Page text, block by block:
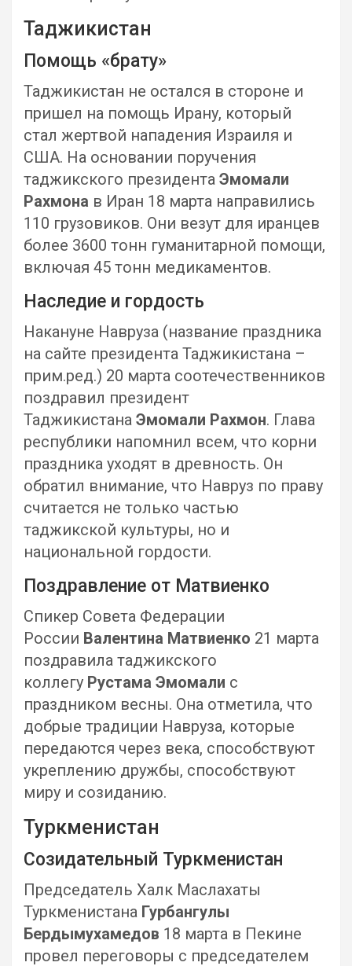
Таджикистан
Помощь «брату»
Таджикистан не остался в стороне и
пришел на помощь Ирану, который
стал жертвой нападения Израиля и
США. На основании поручения
таджикского президента Эмомали
Рахмона в Иран 18 марта направились
110 грузовиков. Они везут для иранцев
более 3600 тонн гуманитарной помощи,
включая 45 тонн медикаментов.
Наследие и гордость
Накануне Навруза (название праздника
на сайте президента Таджикистана –
прим.ред.) 20 марта соотечественников
поздравил президент
Таджикистана Эмомали Рахмон. Глава
республики напомнил всем, что корни
праздника уходят в древность. Он
обратил внимание, что Навруз по праву
считается не только частью
таджикской культуры, но и
национальной гордости.
Поздравление от Матвиенко
Спикер Совета Федерации
России Валентина Матвиенко 21 марта
поздравила таджикского
коллегу Рустама Эмомали с
праздником весны. Она отметила, что
добрые традиции Навруза, которые
передаются через века, способствуют
укреплению дружбы, способствуют
миру и созиданию.
Туркменистан
Созидательный Туркменистан
Председатель Халк Маслахаты
Туркменистана Гурбангулы
Бердымухамедов 18 марта в Пекине
провел переговоры с председателем